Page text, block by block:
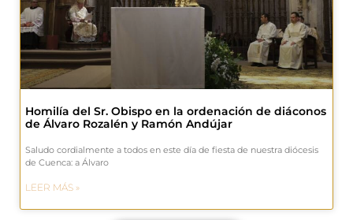
Homilía del Sr. Obispo en la ordenación de diáconos
de Álvaro Rozalén y Ramón Andújar
Saludo cordialmente a todos en este día de fiesta de nuestra diócesis
de Cuenca: a Álvaro
LEER MÁS »